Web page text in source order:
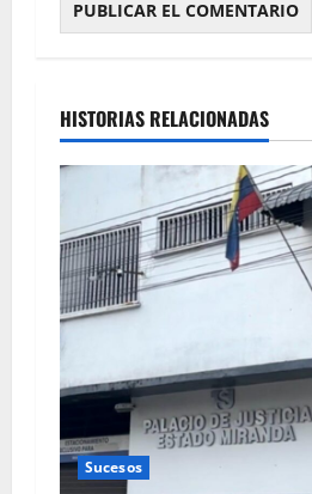
HISTORIAS RELACIONADAS
Sucesos